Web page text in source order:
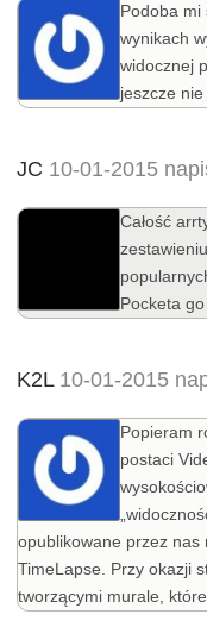
Podoba mi
wynikach
widocznej
jeszcze
JC 10-01-2015
Całość
Pocketa
K2L10-01-2015
Popieram
postaci
opublikowane przez nas
TimeLapse. Przy okazji
tworzącymi murale,